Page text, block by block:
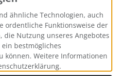
ähnliche Technologien, auch
ordentliche Funktionsweise der
die Nutzung unseres Angebotes
bestmögliches
können. Weitere Informationen